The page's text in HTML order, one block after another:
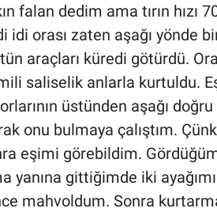
falan dedim ama tırın hızı
idi orası zaten aşağı yönde
araçları küredi götürdü.
saliselik anlarla kurtuldu.
üstünden aşağı
onu bulmaya çalıştım.
eşimi görebildim.
yanına gittiğimde iki
mahvoldum. Sonra